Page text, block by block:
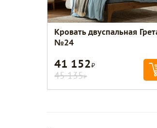
Кровать двуспальная
№24
41 152Р
45 135Р